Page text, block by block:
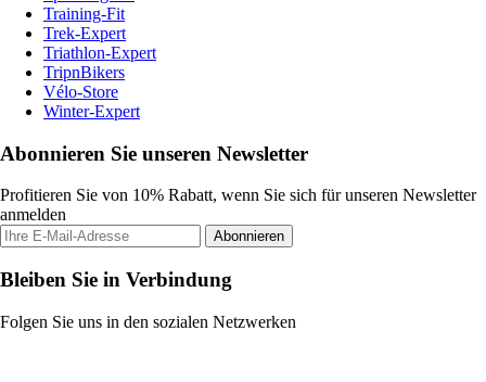
Training-Fit
Trek-Expert
Triathlon-Expert
TripnBikers
Vélo-Store
Winter-Expert
Abonnieren Sie unseren Newsletter
Profitieren Sie von 10% Rabatt, wenn Sie sich für unseren Newsletter
anmelden
Abonnieren
Bleiben Sie in Verbindung
Folgen Sie uns in den sozialen Netzwerken